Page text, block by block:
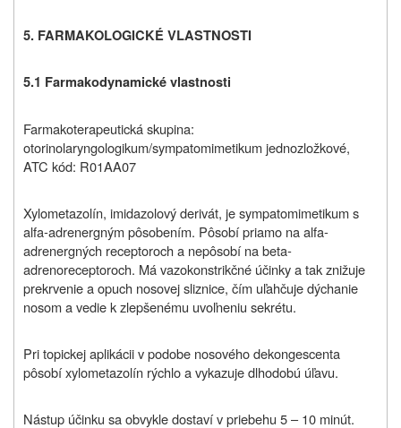
5. FARMAKOLOGICKÉ VLASTNOSTI
5.1 Farmakodynamické vlastnosti
Farmakoterapeutická skupina:
otorinolaryngologikum/sympatomimetikum jednozložkové,
ATC kód: R01AA07
Xylometazolín, imidazolový derivát, je sympatomimetikum s
alfa‑adrenergným pôsobením. Pôsobí priamo na alfa-
adrenergných receptoroch a nepôsobí na beta-
adrenoreceptoroch. Má vazokonstrikčné účinky a tak znižuje
prekrvenie a opuch nosovej sliznice, čím uľahčuje dýchanie
nosom a vedie k zlepšenému uvoľneniu sekrétu.
Pri topickej aplikácii v podobe nosového dekongescenta
pôsobí xylometazolín rýchlo a vykazuje dlhodobú úľavu.
Nástup účinku sa obvykle dostaví v priebehu 5 – 10 minút.